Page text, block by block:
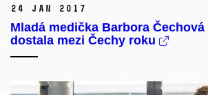
24 Jan 2017
Mladá medička Barbora Čechová
dostala mezi Čechy roku